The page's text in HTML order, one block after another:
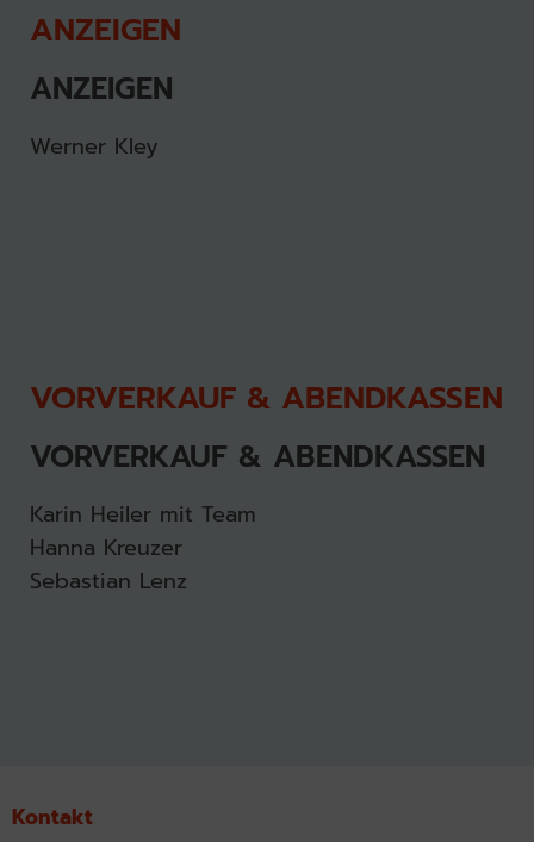
ANZEIGEN
ANZEIGEN
Werner Kley
VORVERKAUF & ABENDKASSEN
VORVERKAUF & ABENDKASSEN
Karin Heiler mit Team
Hanna Kreuzer
Sebastian Lenz
Kontakt